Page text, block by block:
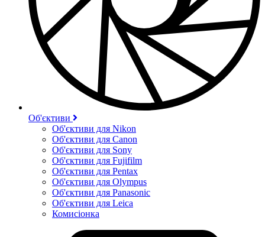
Об'єктиви
Об'єктиви для Nikon
Об'єктиви для Canon
Об'єктиви для Sony
Об'єктиви для Fujifilm
Об'єктиви для Pentax
Об'єктиви для Olympus
Об'єктиви для Panasonic
Об'єктиви для Leica
Комисіонка